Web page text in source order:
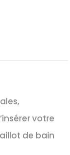
votre
de bain